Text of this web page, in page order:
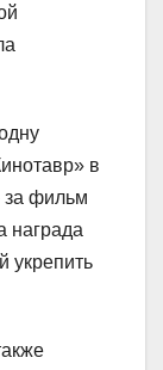
в
за фильм
награда
укрепить